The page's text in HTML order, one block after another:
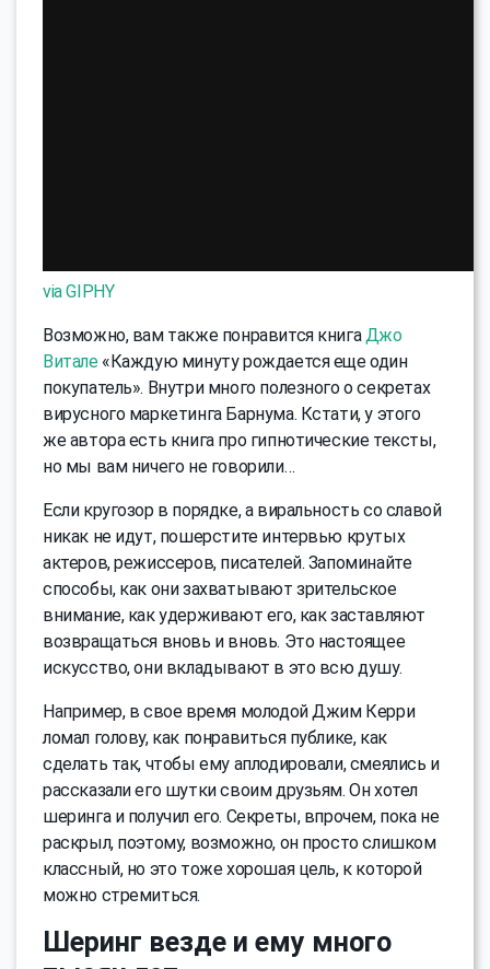
via GIPHY
Возможно, вам также понравится книгаДжо
Витале«Каждую минуту рождается еще один
покупатель». Внутри много полезного о секретах
вирусного маркетинга Барнума. Кстати, у этого
же автора есть книга про гипнотические тексты,
но мы вам ничего не говорили…
Если кругозор в порядке, а виральность со славой
никак не идут, пошерстите интервью крутых
актеров, режиссеров, писателей. Запоминайте
способы, как они захватывают зрительское
внимание, как удерживают его, как заставляют
возвращаться вновь и вновь. Это настоящее
искусство, они вкладывают в это всю душу.
Например, в свое время молодой Джим Керри
ломал голову, как понравиться публике, как
сделать так, чтобы ему аплодировали, смеялись и
рассказали его шутки своим друзьям. Он хотел
шеринга и получил его. Секреты, впрочем, пока не
раскрыл, поэтому, возможно, он просто слишком
классный, но это тоже хорошая цель, к которой
можно стремиться.
Шеринг везде и ему много